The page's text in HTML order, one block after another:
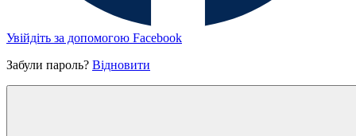
Увійдіть за допомогою Facebook
Забули пароль? Відновити